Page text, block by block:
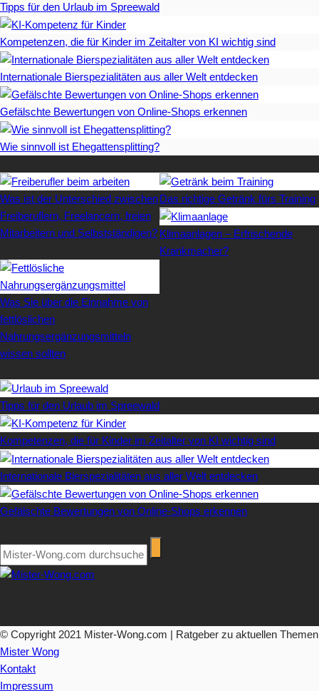
Tipps für den Urlaub im Spreewald
Kompetenzen, die für Kinder im Zeitalter von KI wichtig sind
Internationale Bierspezialitäten aus aller Welt entdecken
Gefälschte Bewertungen von Online-Shops erkennen
Wie sinnvoll ist Ehegattensplitting?
Was ist der Unterschied zwischen
Freiberuflern, Freelancern, freien
Mitarbeitern und Selbstständigen?
Das richtige Getränk fürs Training
Klimaanlagen – Erfrischende
Krankmacher?
Was Sie über die Einnahme von
fettlöslichen
Nahrungsergänzungsmitteln
wissen sollten
Tipps für den Urlaub im Spreewald
Kompetenzen, die für Kinder im Zeitalter von KI wichtig sind
Internationale Bierspezialitäten aus aller Welt entdecken
Gefälschte Bewertungen von Online-Shops erkennen
© Copyright 2021 Mister-Wong.com | Ratgeber zu aktuellen Themen
Mister Wong
Kontakt
Impressum